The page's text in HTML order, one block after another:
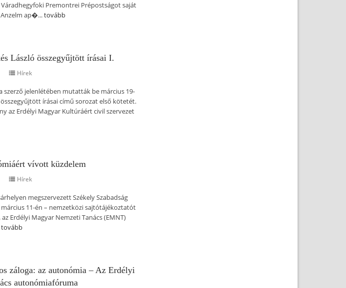
Premontrei Prépostságot saját
ap�...tovább
László összegyűjtött írásai I.
Hírek
szerző jelenlétében mutatták be március 19-
írásai című sorozat első kötetét.
az Erdélyi Magyar Kultúráért civil szervezet
vívott küzdelem
Hírek
megszervezett Székely Szabadság
11-én – nemzetközi sajtótájékoztatót
Erdélyi Magyar Nemzeti Tanács (EMNT)
tovább
záloga: az autonómia – Az Erdélyi
autonómiafóruma